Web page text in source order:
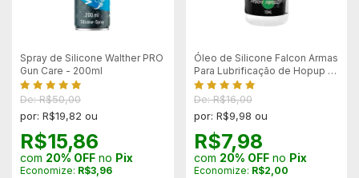
Spray de Silicone Walther PRO
Gun Care - 200ml
De: R$50,00
por: R$19,82 ou
R$15,86
com 20% OFF no Pix
Economize: R$3,96
Óleo de Silicone Falcon Armas
Para Lubrificação de Hopup -
10ml
De: R$16,00
por: R$9,98 ou
R$7,98
com 20% OFFno Pix
Economize: R$2,00